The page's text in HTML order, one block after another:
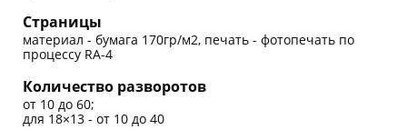
Страницы
материал - бумага 170гр/м2, печать - фотопечать по
процессу RA-4
Количество разворотов
от 10 до 60;
для 18×13 - от 10 до 40